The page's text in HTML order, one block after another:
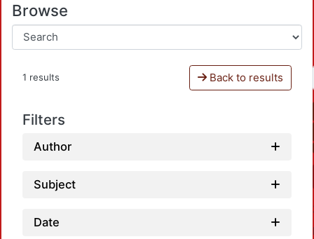
Browse
1 results Back to results
Filters
Author
Subject
Date